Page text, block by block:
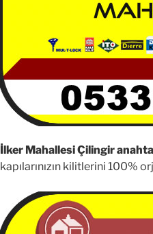
İlker Mahallesi Çilingir
kapılarınızın kilitlerini 100%